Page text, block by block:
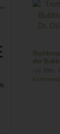
im
R./
M.